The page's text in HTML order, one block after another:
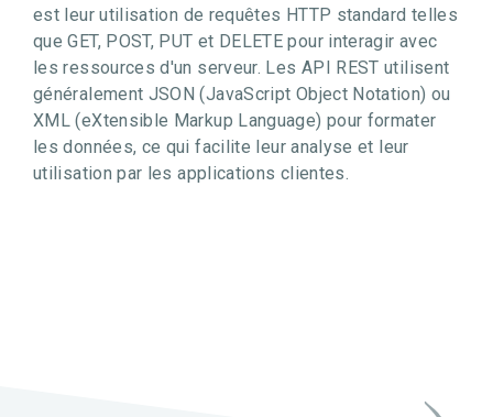
est leur utilisation de requêtes HTTP standard telles
que GET, POST, PUT et DELETE pour interagir avec
les ressources d'un serveur. Les API REST utilisent
généralement JSON (JavaScript Object Notation) ou
XML (eXtensible Markup Language) pour formater
les données, ce qui facilite leur analyse et leur
utilisation par les applications clientes.